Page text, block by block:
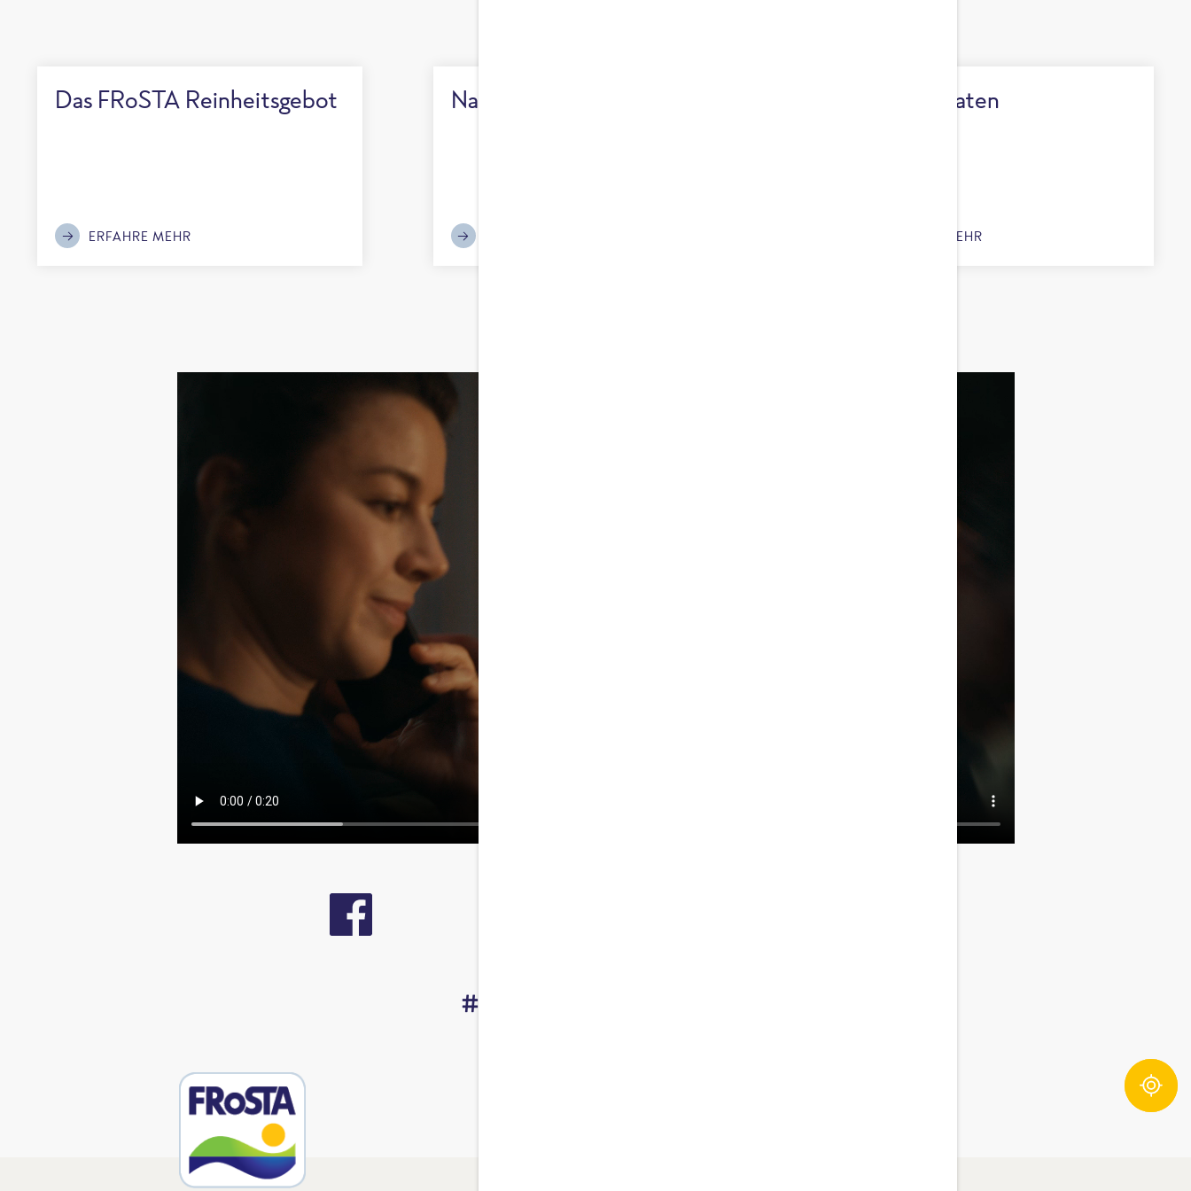
Das FRoSTA Reinheitsgebot
ERFAHRE MEHR
Nachhaltigkeit Unsere Zutaten
ERFAHRE MEHR
Zutatentracker
#EsGehtAuchAnders